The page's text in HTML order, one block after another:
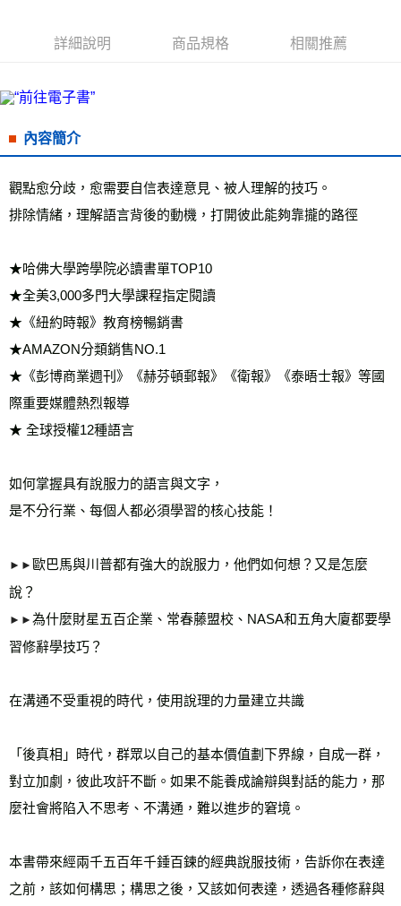
付款後7-11取貨
宅配
海外叢書運費
雜誌海外運費
數位商品海外免運
詳細說明 商品規格 相關推薦
內容簡介
觀點愈分歧，愈需要自信表達意見、被人理解的技巧。
排除情緒，理解語言背後的動機，打開彼此能夠靠攏的路徑
★哈佛大學跨學院必讀書單TOP10
★全美3,000多門大學課程指定閱讀
★《紐約時報》教育榜暢銷書
★AMAZON分類銷售NO.1
★《彭博商業週刊》《赫芬頓郵報》《衛報》《泰晤士報》等國
際重要媒體熱烈報導
★ 全球授權12種語言
如何掌握具有說服力的語言與文字，
是不分行業、每個人都必須學習的核心技能！
►► 歐巴馬與川普都有強大的說服力，他們如何想？又是怎麼
說？
►► 為什麼財星五百企業、常春藤盟校、NASA和五角大廈都要學
習修辭學技巧？
在溝通不受重視的時代，使用說理的力量建立共識
「後真相」時代，群眾以自己的基本價值劃下界線，自成一群，
對立加劇，彼此攻訐不斷。如果不能養成論辯與對話的能力，那
麼社會將陷入不思考、不溝通，難以進步的窘境。
本書帶來經兩千五百年千錘百鍊的經典說服技術，告訴你在表達
之前，該如何構思；構思之後，又該如何表達，透過各種修辭與